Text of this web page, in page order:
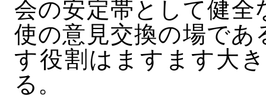
会の安定帯として健全
使の意見交換の場であ
す役割はますます大
る。